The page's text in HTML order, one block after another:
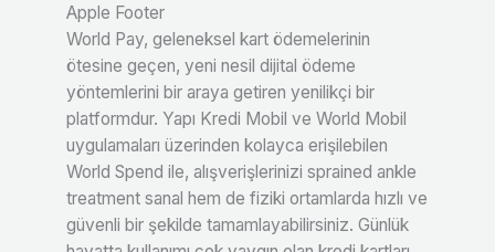
Apple Footer
World Pay, geleneksel kart ödemelerinin
ötesine geçen, yeni nesil dijital ödeme
yöntemlerini bir araya getiren yenilikçi bir
platformdur. Yapı Kredi Mobil ve World Mobil
uygulamaları üzerinden kolayca erişilebilen
World Spend ile, alışverişlerinizi sprained ankle
treatment sanal hem de fiziki ortamlarda hızlı ve
güvenli bir şekilde tamamlayabilirsiniz. Günlük